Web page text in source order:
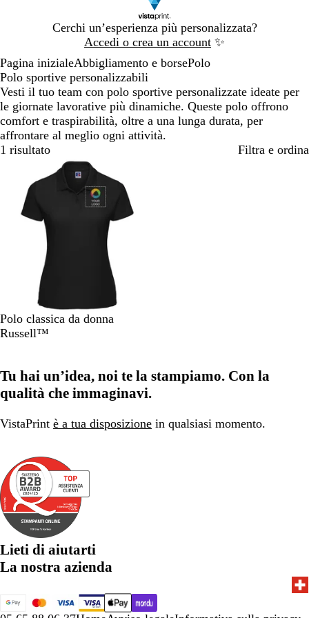
Cerchi un’esperienza più personalizzata?
Accedi o crea un account ✨
Diapositiva
1
Pagina inizialeAbbigliamento e borsePolo
Polo sportive personalizzabili
Vesti il tuo team con polo sportive personalizzate ideate per
le giornate lavorative più dinamiche. Queste polo offrono
comfort e traspirabilità, oltre a una lunga durata, per
affrontare al meglio ogni attività.
1 risultato
Filtra e ordina
N
e
B
i
c
o
G
r
i
o
A
z
r
r
o
c
o
B
l
a
v
y
Polo classica da donna
Russell™
Tu hai un’idea, noi te la stampiamo. Con la
qualità che immaginavi.
VistaPrint è a tua disposizione in qualsiasi momento.
Lieti di aiutarti
La nostra azienda